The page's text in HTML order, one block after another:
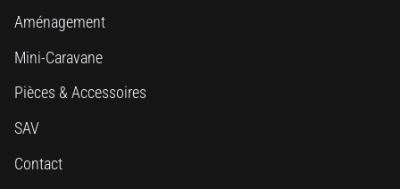
Aménagement
Mini-Caravane
Pièces & Accessoires
SAV
Contact